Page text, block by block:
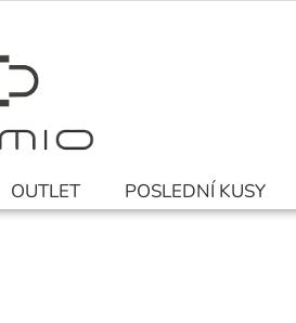
OUTLET POSLEDNÍ KUSY